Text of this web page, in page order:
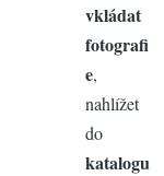
vkládat
fotografi
e,
nahlížet
do
katalogu